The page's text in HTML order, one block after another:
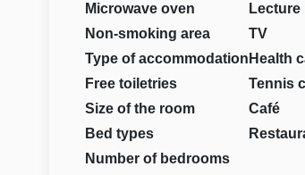
Microwave oven
Non-smoking area
Type of accommodation
Free toiletries
Size of the room
Bed types
Number of bedrooms
Lecture
TV
Health
Tennis
Café